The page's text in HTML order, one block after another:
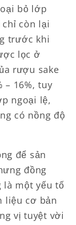
bỏ lớp
còn lại
trước khi
lọc ở
rượu sake
– 16%, tuy
ngoại lệ,
có nồng độ
để sản
đồng
là một yếu tố
liệu cơ bản
vị tuyệt vời